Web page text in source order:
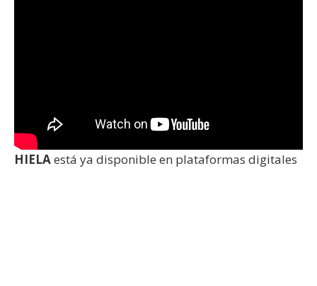
HIELAestá ya disponible en plataformas digitales